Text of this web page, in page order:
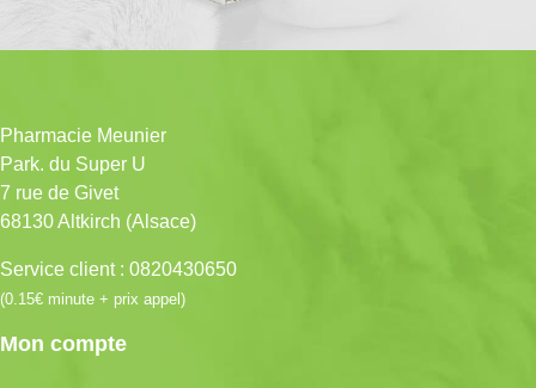
Pharmacie Meunier
Park. du Super U
7 rue de Givet
68130 Altkirch (Alsace)
Service client : 0820430650
(0.15€ minute + prix appel)
Mon compte